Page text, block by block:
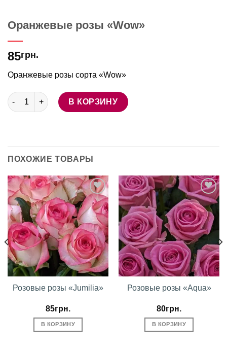
Оранжевые розы «Wow»
85грн.
Оранжевые розы сорта «Wow»
Количество товара Оранжевые розы "Wow"
В КОРЗИНУ
ПОХОЖИЕ ТОВАРЫ
В
избранное
Розовые розы «Jumilia»
85грн.
В КОРЗИНУ
В
избранное
Розовые розы «Aqua»
80грн.
В КОРЗИНУ